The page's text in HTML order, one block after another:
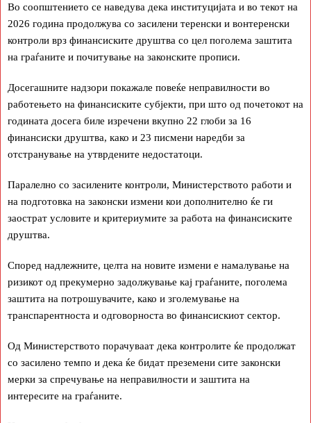
Во соопштението се наведува дека институцијата и во текот на
2026 година продолжува со засилени теренски и вонтеренски
контроли врз финансиските друштва со цел поголема заштита
на граѓаните и почитување на законските прописи.
Досегашните надзори покажале повеќе неправилности во
работењето на финансиските субјекти, при што од почетокот на
годината досега биле изречени вкупно 22 глоби за 16
финансиски друштва, како и 23 писмени наредби за
отстранување на утврдените недостатоци.
Паралелно со засилените контроли, Министерството работи и
на подготовка на законски измени кои дополнително ќе ги
заострат условите и критериумите за работа на финансиските
друштва.
Според надлежните, целта на новите измени е намалување на
ризикот од прекумерно задолжување кај граѓаните, поголема
заштита на потрошувачите, како и зголемување на
транспарентноста и одговорноста во финансискиот сектор.
Од Министерството порачуваат дека контролите ќе продолжат
со засилено темпо и дека ќе бидат преземени сите законски
мерки за спречување на неправилности и заштита на
интересите на граѓаните.